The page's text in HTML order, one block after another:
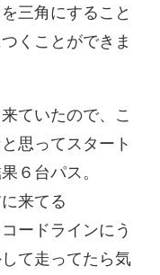
三角にすること
くことができま
ていたので、こ
思ってスタート
６台パス。
来てる
ードラインにう
て走ってたら気